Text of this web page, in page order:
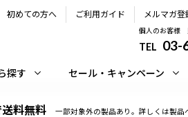
初めての方へ ご利用ガイド メルマガ登
個人のお客様
TEL 03-
探す セール・キャンペーン
料無料 一部対象外の製品あり。詳しくは製品